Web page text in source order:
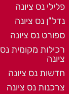
פלילי נס ציונה
נדל"ן נס ציונה
ספורט נס ציונה
רכילות מקומית נס
ציונה
חדשות נס ציונה
צרכנות נס ציונה